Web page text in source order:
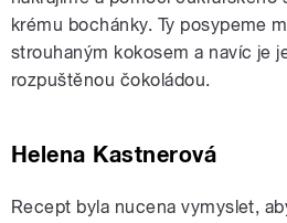
krému bochánky. Ty posypeme
strouhaným kokosem a navíc je
rozpuštěnou čokoládou.
Helena Kastnerová
Recept byla nucena vymyslet,